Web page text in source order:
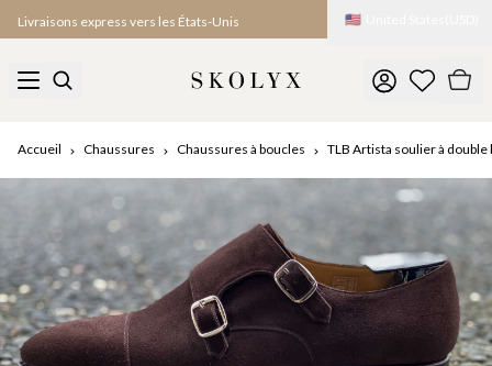
Livraisons express vers les États-Unis 🇺🇸
Accueil Chaussures Chaussures à boucles TLB Artista soulier à